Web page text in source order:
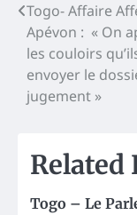
Post
navigation
Togo- Affaire
Apévon : « On
les couloirs
envoyer le
jugement »
Related
Togo – Le